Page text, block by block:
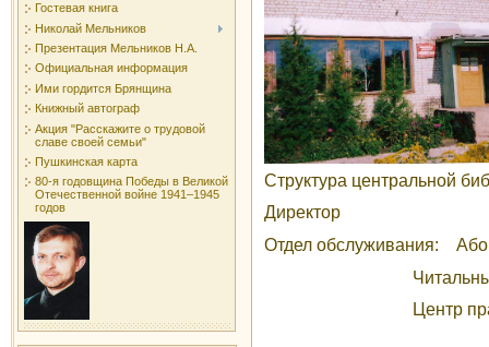
Гостевая книга
Николай Мельников
Презентация Мельников Н.А.
Официальная информация
Ими гордится Брянщина
Книжный автограф
Акция "Расскажите о трудовой
славе своей семьи"
Пушкинская карта
80-я годовщина Победы в Великой
Отечественной войне 1941–1945
годов
Структура центральной
Директор
Отдел обслуживания:
Читальный
Центр